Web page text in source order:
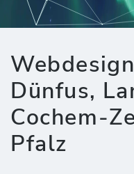
Dünfus,
Cochem-
Pfalz